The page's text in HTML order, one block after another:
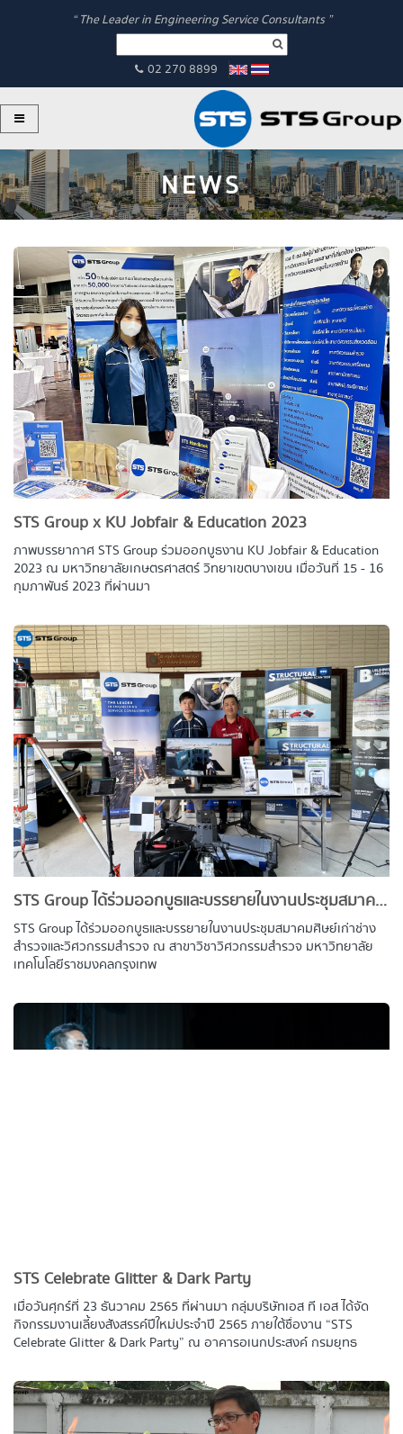
“ The Leader in Engineering Service Consultants ”
02 270 8899
NEWS
STS Group x KU Jobfair & Education 2023
ภาพบรรยากาศ STS Group ร่วมออกบูธงาน KU Jobfair & Education
2023 ณ มหาวิทยาลัยเกษตรศาสตร์ วิทยาเขตบางเขน เมื่อวันที่ 15 - 16
กุมภาพันธ์ 2023 ที่ผ่านมา
STS Group ได้ร่วมออกบูธและบรรยายในงานประชุมสมาคมศิษย์เก่าช่างสำรวจและวิศวกรรมสำรวจ ณ สาขาวิชาวิศวกรรมสำรวจ มหาวิทยาลัยเทคโนโลยีราชมงคลกรุงเทพ
STS Group ได้ร่วมออกบูธและบรรยายในงานประชุมสมาคมศิษย์เก่าช่าง
สำรวจและวิศวกรรมสำรวจ ณ สาขาวิชาวิศวกรรมสำรวจ มหาวิทยาลัย
เทคโนโลยีราชมงคลกรุงเทพ
STS Celebrate Glitter & Dark Party
เมื่อวันศุกร์ที่ 23 ธันวาคม 2565 ที่ผ่านมา กลุ่มบริษัทเอส ที เอส ได้จัด
กิจกรรมงานเลี้ยงสังสรรค์ปีใหม่ประจำปี 2565 ภายใต้ชื่องาน “STS
Celebrate Glitter & Dark Party” ณ อาคารอเนกประสงค์ กรมยุทธ